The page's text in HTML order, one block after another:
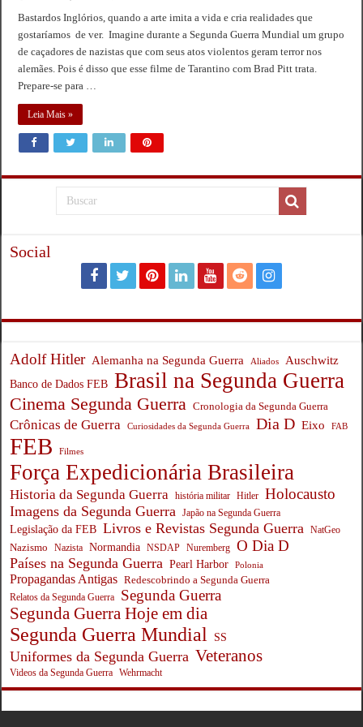
Bastardos Inglórios, quando a arte imita a vida e cria realidades que
gostaríamos de ver. Imagine durante a Segunda Guerra Mundial um grupo
de caçadores de nazistas que com seus atos violentos geram terror nos
alemães. Pois é disso que esse filme de Tarantino com Brad Pitt trata.
Prepare-se para …
Leia Mais »
Social
Adolf Hitler Alemanha na Segunda Guerra Aliados Auschwitz
Banco de Dados FEB Brasil na Segunda Guerra
Cinema Segunda Guerra Cronologia da Segunda Guerra
Crônicas de Guerra Curiosidades da Segunda Guerra Dia D Eixo FAB
FEB Filmes
Força Expedicionária Brasileira
Historia da Segunda Guerra história militar Hitler Holocausto
Imagens da Segunda Guerra Japão na Segunda Guerra
Legislação da FEB Livros e Revistas Segunda Guerra NatGeo
Nazismo Nazista Normandia NSDAP Nuremberg O Dia D
Países na Segunda Guerra Pearl Harbor Polonia
Propagandas Antigas Redescobrindo a Segunda Guerra
Relatos da Segunda Guerra Segunda Guerra
Segunda Guerra Hoje em dia
Segunda Guerra Mundial SS
Uniformes da Segunda Guerra Veteranos
Videos da Segunda Guerra Wehrmacht